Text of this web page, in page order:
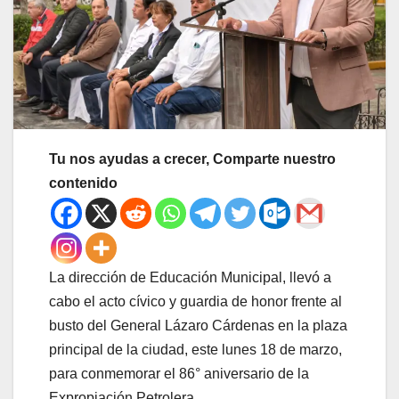
Tu nos ayudas a crecer, Comparte nuestro
contenido
La dirección de Educación Municipal, llevó a
cabo el acto cívico y guardia de honor frente al
busto del General Lázaro Cárdenas en la plaza
principal de la ciudad, este lunes 18 de marzo,
para conmemorar el 86° aniversario de la